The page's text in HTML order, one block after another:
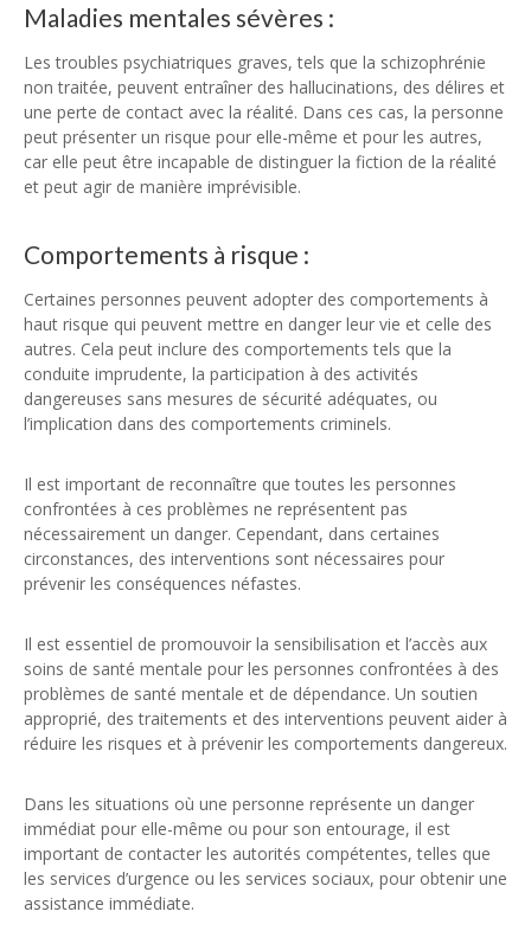
Maladies mentales sévères :
Les troubles psychiatriques graves, tels que la schizophrénie
non traitée, peuvent entraîner des hallucinations, des délires et
une perte de contact avec la réalité. Dans ces cas, la personne
peut présenter un risque pour elle-même et pour les autres,
car elle peut être incapable de distinguer la fiction de la réalité
et peut agir de manière imprévisible.
Comportements à risque :
Certaines personnes peuvent adopter des comportements à
haut risque qui peuvent mettre en danger leur vie et celle des
autres. Cela peut inclure des comportements tels que la
conduite imprudente, la participation à des activités
dangereuses sans mesures de sécurité adéquates, ou
l’implication dans des comportements criminels.
Il est important de reconnaître que toutes les personnes
confrontées à ces problèmes ne représentent pas
nécessairement un danger. Cependant, dans certaines
circonstances, des interventions sont nécessaires pour
prévenir les conséquences néfastes.
Il est essentiel de promouvoir la sensibilisation et l’accès aux
soins de santé mentale pour les personnes confrontées à des
problèmes de santé mentale et de dépendance. Un soutien
approprié, des traitements et des interventions peuvent aider à
réduire les risques et à prévenir les comportements dangereux.
Dans les situations où une personne représente un danger
immédiat pour elle-même ou pour son entourage, il est
important de contacter les autorités compétentes, telles que
les services d’urgence ou les services sociaux, pour obtenir une
assistance immédiate.